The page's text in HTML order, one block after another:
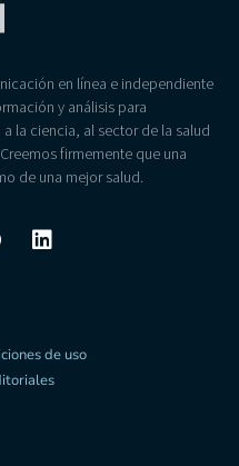
en línea e independiente
y análisis para
la ciencia, al sector de la salud
firmemente que una
de una mejor salud.
de uso